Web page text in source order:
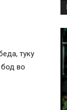
туку
бод во